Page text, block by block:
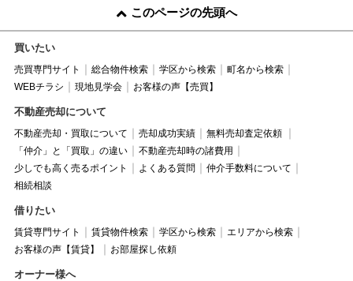
このページの先頭へ
買いたい
売買専門サイト 総合物件検索 学区から検索
町名から検索
WEBチラシ
現地見学会 お客様の声【売買】
不動産売却について
不動産売却・買取について 売却成功実績
無料売却査定依頼
「仲介」と「買取」の違い
不動産売却時の諸費用
少しでも高く売るポイント
よくある質問
仲介手数料について
相続相談
借りたい
賃貸専門サイト 賃貸物件検索 学区から検索
エリアから検索
お客様の声【賃貸】
お部屋探し依頼
オーナー様へ